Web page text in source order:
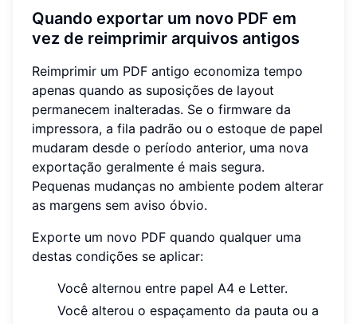
Quando exportar um novo PDF em
vez de reimprimir arquivos antigos
Reimprimir um PDF antigo economiza tempo
apenas quando as suposições de layout
permanecem inalteradas. Se o firmware da
impressora, a fila padrão ou o estoque de papel
mudaram desde o período anterior, uma nova
exportação geralmente é mais segura.
Pequenas mudanças no ambiente podem alterar
as margens sem aviso óbvio.
Exporte um novo PDF quando qualquer uma
destas condições se aplicar:
Você alternou entre papel A4 e Letter.
Você alterou o espaçamento da pauta ou a